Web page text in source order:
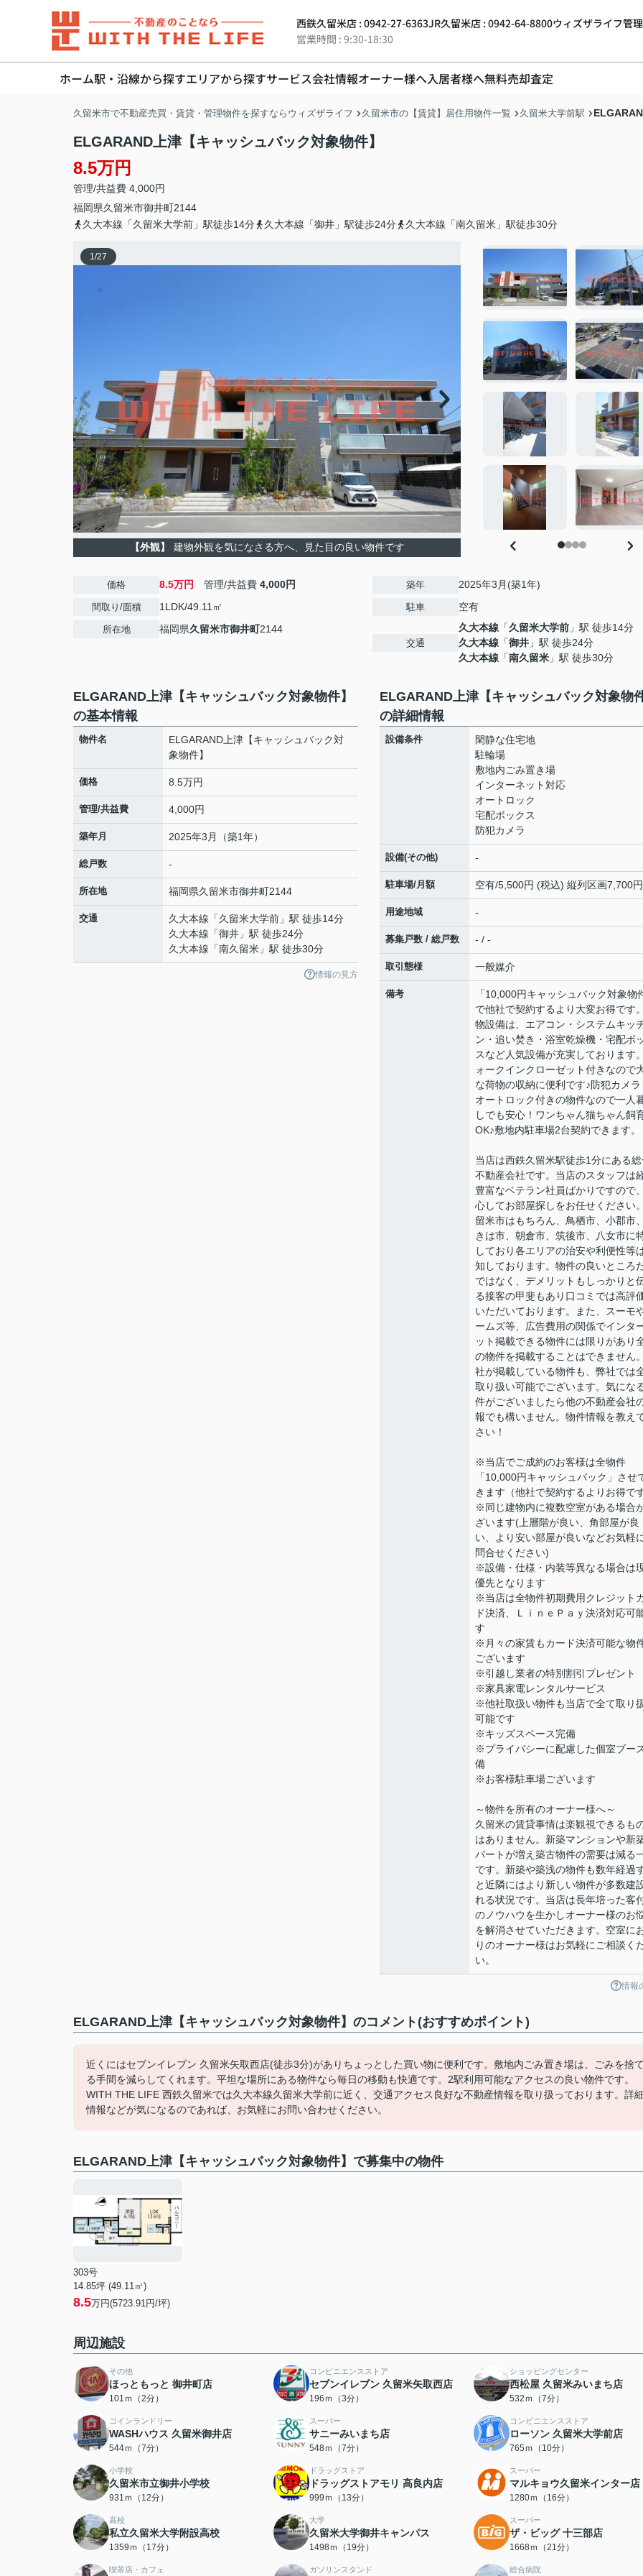
西鉄久留米店 : 0942-27-6363JR久留米店 : 0942-64-8800ウィズザライフ管
営業時間 : 9:30-18:30
ホーム駅・沿線から探すエリアから探すサービス会社情報オーナー様へ入居者様へ無料売却査定
久留米市で不動産売買・賃貸・管理物件を探すならウィズザライフ 久留米市の【賃貸】居住用物件一覧 久留米大学前駅
ELGARAND上津【キャッシュバック対象物件】
8.5万円
管理/共益費 4,000円
福岡県久留米市御井町2144
久大本線「久留米大学前」駅徒歩14分
久大本線「御井」駅徒歩24分 久大本線「南久留米」駅徒歩30分
1/27
【外観】 建物外観を気になさる方へ、見た目の良い物件です
価格 8.5万円 管理/共益費 4,000円
間取り/面積 1LDK/49.11㎡
所在地 福岡県久留米市御井町2144
築年 2025年3月(築1年)
駐車 空有
交通
久大本線 「久留米大学前 」駅 徒歩14分
久大本線 「御井 」駅 徒歩24分
久大本線 「南久留米 」駅 徒歩30分
ELGARAND上津【キャッシュバック対象物件】
の基本情報
物件名
ELGARAND上津【キャッシュバック対
象物件】
価格 8.5万円
管理/共益費 4,000円
築年月 2025年3月（築1年）
総戸数 -
所在地 福岡県久留米市御井町2144
交通 久大本線 「久留米大学前 」駅 徒歩14分
久大本線 「御井 」駅 徒歩24分
久大本線 「南久留米 」駅 徒歩30分
情報の見方
ELGARAND上津【キャッシュバック対象物
の詳細情報
設備条件
閑静な住宅地
駐輪場
敷地内ごみ置き場
インターネット対応
オートロック
宅配ボックス
防犯カメラ
設備(その他) -
駐車場/月額 空有/5,500円 (税込) 縦列区画7,700円
用途地域 -
募集戸数 / 総戸数 - / -
取引態様 一般媒介
備考
「10,000円キャッシュバック対象物
で他社で契約するより大変お得です
物設備は、エアコン・システムキッ
ン・追い焚き・浴室乾燥機・宅配ボ
スなど人気設備が充実しております
ォークインクローゼット付きなので
な荷物の収納に便利です♪防犯カメラ
オートロック付きの物件なので一人
しでも安心！ワンちゃん猫ちゃん飼
OK♪敷地内駐車場2台契約できます。
当店は西鉄久留米駅徒歩1分にある
不動産会社です。当店のスタッフは
豊富なベテラン社員ばかりですので
心してお部屋探しをお任せください
留米市はもちろん、鳥栖市、小郡市
きは市、朝倉市、筑後市、八女市に
しており各エリアの治安や利便性等
知しております。物件の良いところ
ではなく、デメリットもしっかりと
る接客の甲斐もあり口コミでは高評
いただいております。また、スーモ
ームズ等、広告費用の関係でインタ
ット掲載できる物件には限りがあり
の物件を掲載することはできません
社が掲載している物件も、弊社では
取り扱い可能でございます。気にな
件がございましたら他の不動産会社
報でも構いません。物件情報を教え
さい！
※当店でご成約のお客様は全物件
「10,000円キャッシュバック」させ
きます（他社で契約するよりお得で
※同じ建物内に複数空室がある場合
ざいます(上層階が良い、角部屋が良
い、より安い部屋が良いなどお気軽
問合せください)
※設備・仕様・内装等異なる場合は
優先となります
※当店は全物件初期費用クレジット
ド決済、ＬｉｎｅＰａｙ決済対応可
す
※月々の家賃もカード決済可能な物
ございます
※引越し業者の特別割引プレゼント
※家具家電レンタルサービス
※他社取扱い物件も当店で全て取り
可能です
※キッズスペース完備
※プライバシーに配慮した個室ブー
備
※お客様駐車場ございます
～物件を所有のオーナー様へ～
久留米の賃貸事情は楽観視できるも
はありません。新築マンションや新
パートが増え築古物件の需要は減る
です。新築や築浅の物件も数年経過
と近隣にはより新しい物件が多数建
れる状況です。当店は長年培った客
のノウハウを生かしオーナー様のお
を解消させていただきます。空室に
りのオーナー様はお気軽にご相談く
い。
情報
ELGARAND上津【キャッシュバック対象物件】のコメント(おすすめポイント)
近くにはセブンイレブン 久留米矢取西店(徒歩3分)がありちょっとした買い物に便利です。敷地内ごみ置き場は、ごみを捨
る手間を減らしてくれます。平坦な場所にある物件なら毎日の移動も快適です。2駅利用可能なアクセスの良い物件です。
WITH THE LIFE 西鉄久留米では久大本線久留米大学前に近く、交通アクセス良好な不動産情報を取り扱っております。詳
情報などが気になるのであれば、お気軽にお問い合わせください。
ELGARAND上津【キャッシュバック対象物件】で募集中の物件
303号
14.85坪 (49.11㎡)
8.5万円(5723.91円/坪)
周辺施設
その他
ほっともっと 御井町店
101ｍ（2分）
コンビニエンスストア
セブンイレブン 久留米矢取西店
196ｍ（3分）
ショッピングセンター
西松屋 久留米みいまち店
532ｍ（7分）
コインランドリー
WASHハウス 久留米御井店
544ｍ（7分）
スーパー
サニーみいまち店
548ｍ（7分）
コンビニエンスストア
ローソン 久留米大学前店
765ｍ（10分）
小学校
久留米市立御井小学校
931ｍ（12分）
ドラッグストア
ドラッグストアモリ 高良内店
999ｍ（13分）
スーパー
マルキョウ久留米インター店
1280ｍ（16分）
高校
私立久留米大学附設高校
1359ｍ（17分）
大学
久留米大学御井キャンパス
1498ｍ（19分）
スーパー
ザ・ビッグ 十三部店
1668ｍ（21分）
喫茶店・カフェ ガソリンスタンド 総合病院